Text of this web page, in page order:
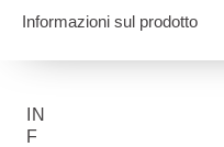
Informazioni sul prodotto
IN
F